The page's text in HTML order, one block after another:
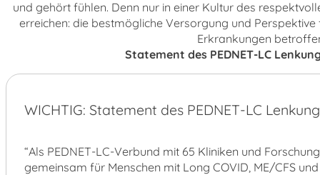
und gehört fühlen. Denn nur in einer Kultur des
erreichen: die bestmögliche Versorgung und
Erkrankungen
Statement des PEDNET-LC
03.
AUG.
WICHTIG: Statement des PEDNET-LC
“Als PEDNET-LC-Verbund mit 65 Kliniken und
gemeinsam für Menschen mit Long COVID, ME/CFS